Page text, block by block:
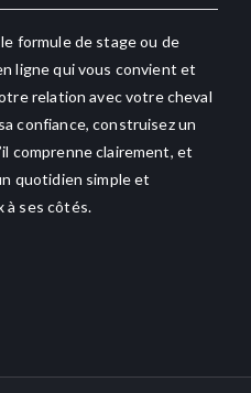
formule de stage ou de
ligne qui vous convient et
relation avec votre cheval
confiance, construisez un
comprenne clairement, et
quotidien simple et
à ses côtés.